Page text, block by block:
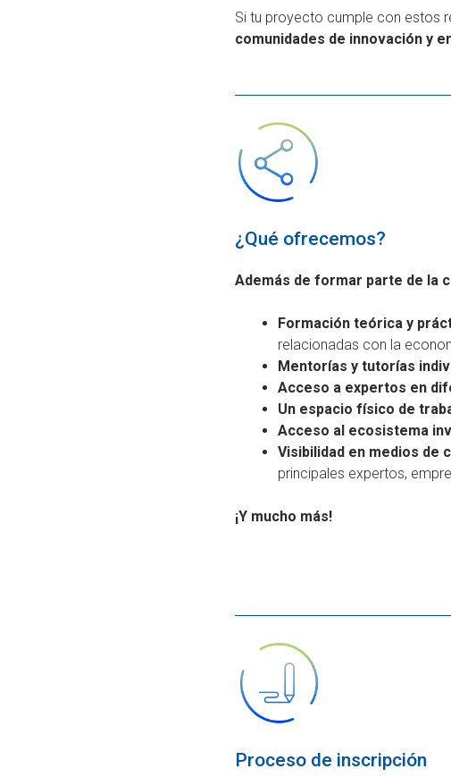
Si tu proyecto cumple con estos
comunidades de innovación y
¿Qué ofrecemos?
Además de formar parte de la
Formación teórica y
relacionadas con la
Mentorías y tutorías
Acceso a expertos en
Un espacio físico de
Acceso al ecosistema
Visibilidad en medios de
principales expertos,
¡Y mucho más!
Proceso de inscripción